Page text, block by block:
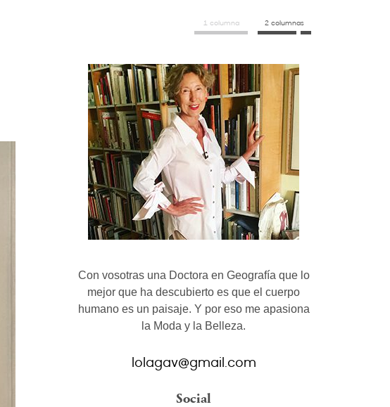
1 columna 2 columnas
Con vosotras una Doctora en Geografía que lo
mejor que ha descubierto es que el cuerpo
humano es un paisaje. Y por eso me apasiona
la Moda y la Belleza.
lolagav@gmail.com
Social